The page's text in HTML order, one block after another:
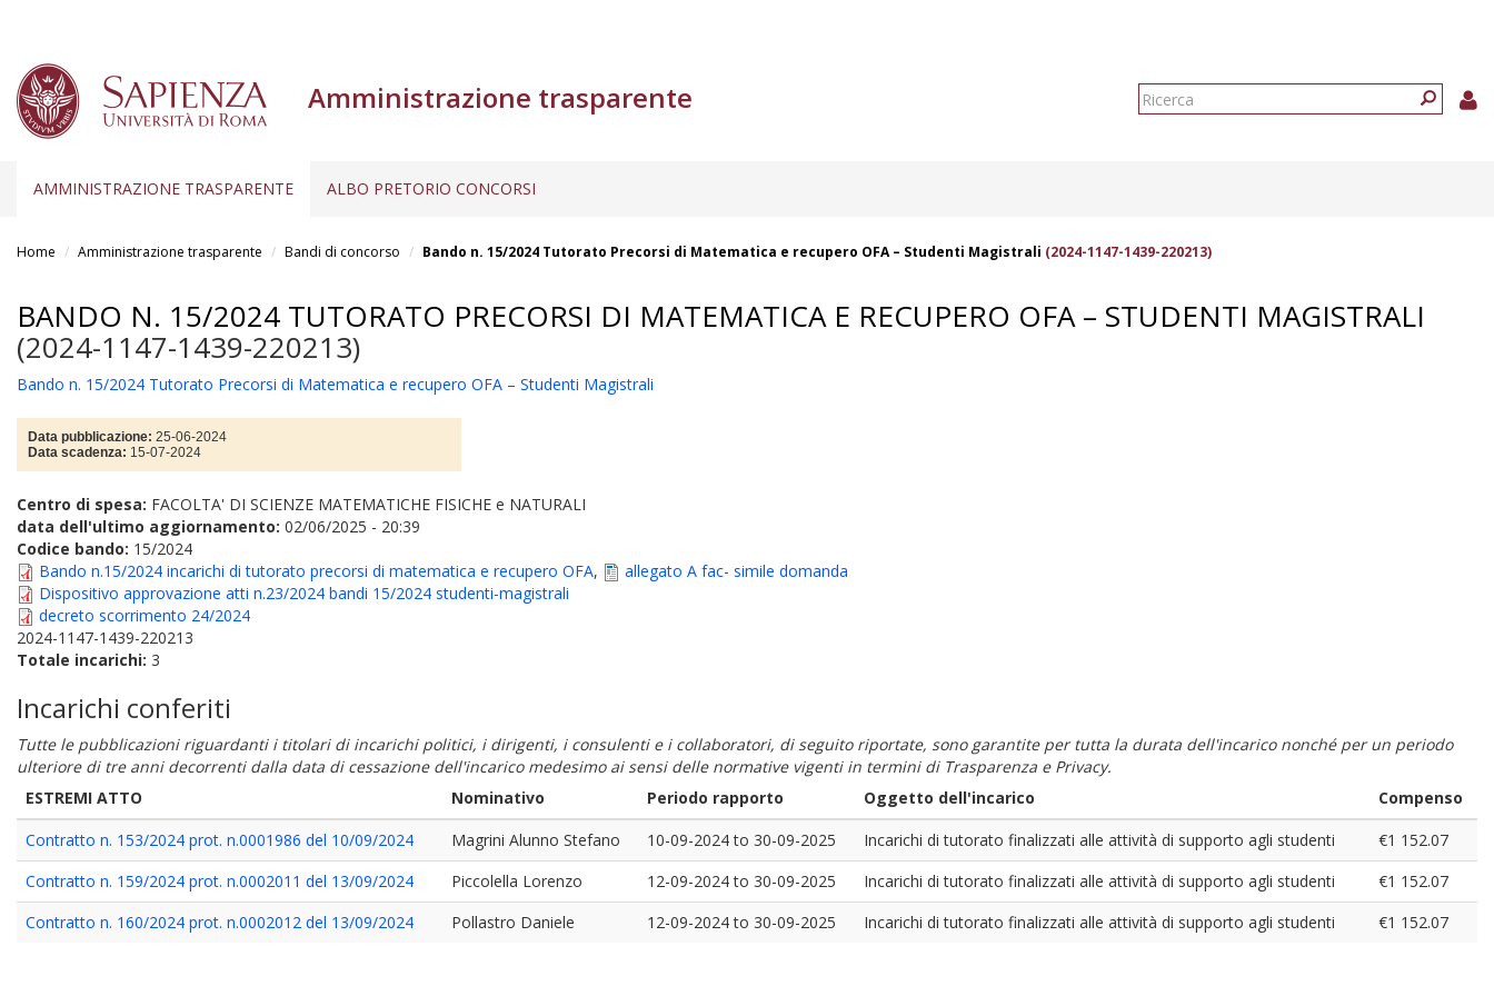
Amministrazione trasparente
Form
AMMINISTRAZIONE TRASPARENTE ALBO PRETORIO CONCORSI
Home Amministrazione trasparente Bandi di concorso Bando n. 15/2024 Tutorato Precorsi di Matematica e recupero OFA – Studenti Magistrali (2024-1147-1439-220213)
BANDO N. 15/2024 TUTORATO PRECORSI DI MATEMATICA E RECUPERO OFA – STUDENTI MAGISTRALI
(2024-1147-1439-220213)
Bando n. 15/2024 Tutorato Precorsi di Matematica e recupero OFA – Studenti Magistrali
Data pubblicazione: 25-06-2024
Data scadenza: 15-07-2024
Centro di spesa: FACOLTA' DI SCIENZE MATEMATICHE FISICHE e NATURALI
data dell'ultimo aggiornamento: 02/06/2025 - 20:39
Codice bando: 15/2024
Bando n.15/2024 incarichi di tutorato precorsi di matematica e recupero OFA,
allegato A fac- simile domanda
Dispositivo approvazione atti n.23/2024 bandi 15/2024 studenti-magistrali
decreto scorrimento 24/2024
2024-1147-1439-220213
Totale incarichi: 3
Incarichi conferiti
Tutte le pubblicazioni riguardanti i titolari di incarichi politici, i dirigenti, i consulenti e i collaboratori, di seguito riportate, sono garantite per tutta la durata dell'incarico nonché per un periodo
ulteriore di tre anni decorrenti dalla data di cessazione dell'incarico medesimo ai sensi delle normative vigenti in termini di Trasparenza e Privacy.
ESTREMI ATTO
Nominativo Periodo rapporto Oggetto dell'incarico
Compenso
Contratto n. 153/2024 prot. n.0001986 del 10/09/2024
Magrini Alunno Stefano 10-09-2024to 30-09-2025 Incarichi di tutorato finalizzati alle attività di supporto agli studenti
€1 152.07
Contratto n. 159/2024 prot. n.0002011 del 13/09/2024
Piccolella Lorenzo 12-09-2024to 30-09-2025 Incarichi di tutorato finalizzati alle attività di supporto agli studenti
€1 152.07
Contratto n. 160/2024 prot. n.0002012 del 13/09/2024
Pollastro Daniele 12-09-2024to 30-09-2025 Incarichi di tutorato finalizzati alle attività di supporto agli studenti €1 152.07